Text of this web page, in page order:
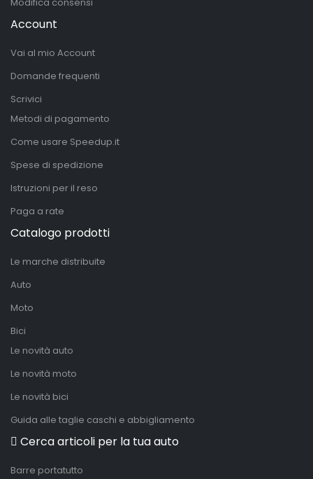
Account
Vai al mio Account
Domande frequenti
Scrivici
Metodi di pagamento
Come usare Speedup.it
Spese di spedizione
Istruzioni per il reso
Paga a rate
Catalogo prodotti
Le marche distribuite
Auto
Moto
Bici
Le novità auto
Le novità moto
Le novità bici
Guida alle taglie caschi e abbigliamento
Cerca articoli per la tua auto
Barre portatutto